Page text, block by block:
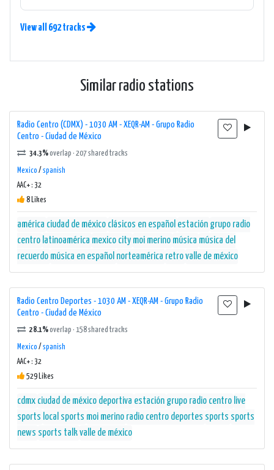
View all 692 tracks
Similar radio stations
Radio Centro (CDMX) - 1030 AM - XEQR-AM - Grupo Radio
Centro - Ciudad de México
34.3%overlap · 207 shared tracks
Mexico / spanish
AAC+ : 32
8 Likes
américa ciudad de méxico clásicos en español estación grupo radio
centro latinoamérica mexico city moi merino música música del
recuerdo música en español norteamérica retrovalle de méxico
Radio Centro Deportes - 1030 AM - XEQR-AM - Grupo Radio
Centro - Ciudad de México
28.1%overlap · 158 shared tracks
Mexico / spanish
AAC+ : 32
529 Likes
cdmx ciudad de méxico deportiva estación grupo radio centro live
sports local sports moi merino radio centro deportes sports sports
news sports talkvalle de méxico